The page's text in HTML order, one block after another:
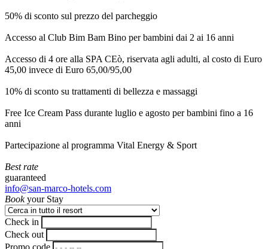
50% di sconto sul prezzo del parcheggio
Accesso al Club Bim Bam Bino per bambini dai 2 ai 16 anni
Accesso di 4 ore alla SPA CEò, riservata agli adulti, al costo di Euro
45,00 invece di Euro 65,00/95,00
10% di sconto su trattamenti di bellezza e massaggi
Free Ice Cream Pass durante luglio e agosto per bambini fino a 16
anni
Partecipazione al programma Vital Energy & Sport
Best rate
guaranteed
info@san-marco-hotels.com
Bookyour Stay
Check in
Check out
Promo code